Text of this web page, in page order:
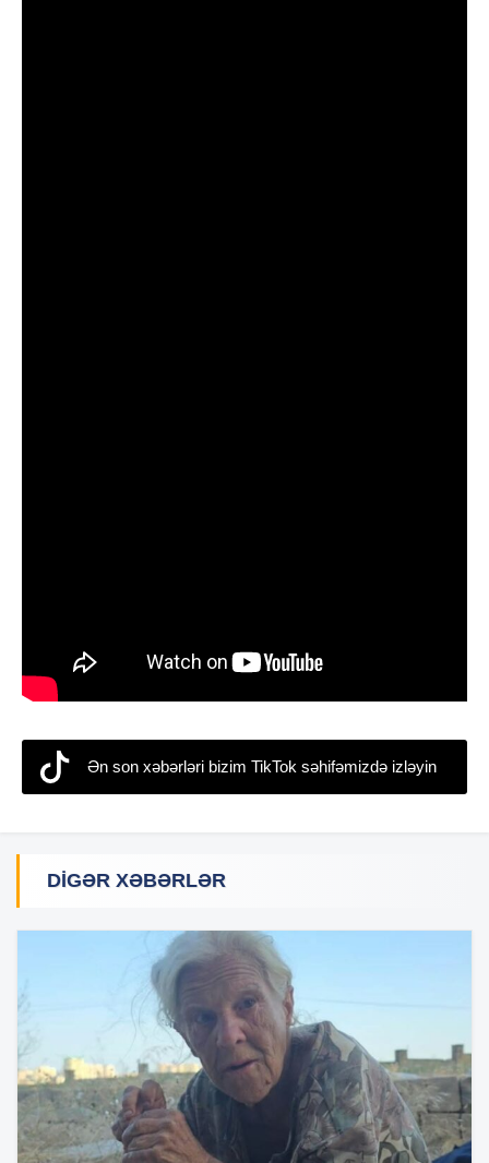
Ən son xəbərləri bizim TikTok səhifəmizdə izləyin
DIGƏR XƏBƏRLƏR